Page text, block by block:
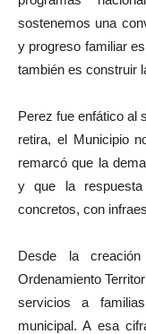
sostenemos una
y progreso familiar
también es construir
Perez fue enfático al
retira, el Municipio
remarcó que la
y que la
concretos, con
Desde la
Ordenamiento
servicios a
municipal. A esa